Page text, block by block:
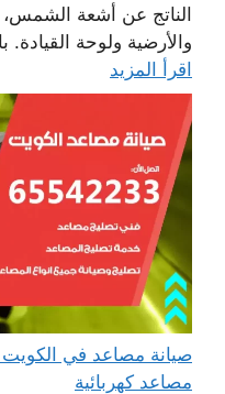
الناتج عن أشعة
والأرضية ولوحة القيادة.
اقرأ المزيد
مصاعد كهربائية